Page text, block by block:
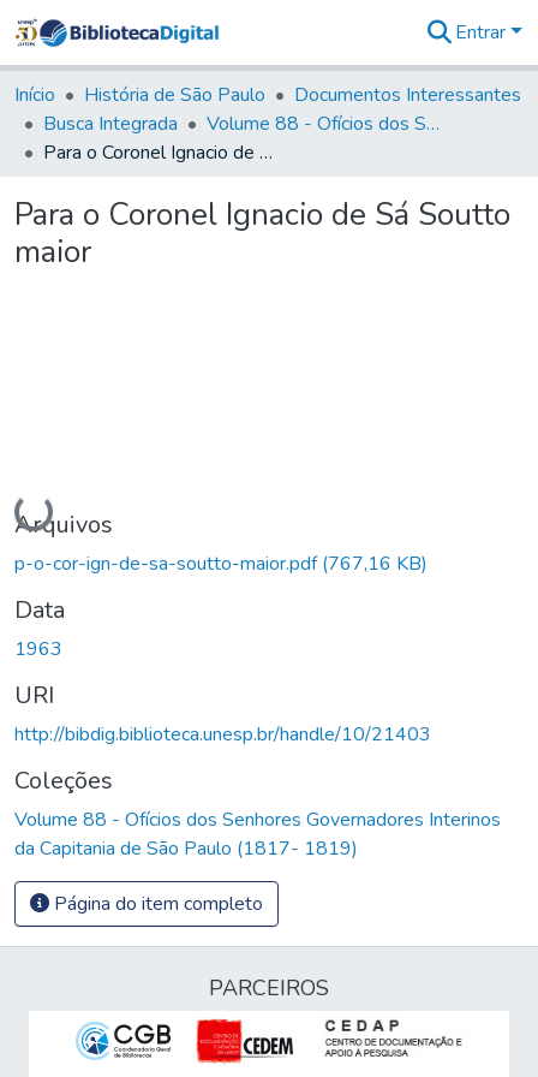
&
Coleções
Tudo na
Biblioteca
Estatísticas
Entrar
Início História de São Paulo
Documentos Interessantes
Busca Integrada
Volume 88 - Ofícios dos Senhores Governadores Interinos da Capitania de São Paulo (1817- 1819)
Para o Coronel Ignacio de Sá Soutto maior
Para o Coronel Ignacio de Sá Soutto
maior
Carregando...
Arquivos
p-o-cor-ign-de-sa-soutto-maior.pdf(767,16 KB)
Data
1963
URI
http://bibdig.biblioteca.unesp.br/handle/10/21403
Coleções
Volume 88 - Ofícios dos Senhores Governadores Interinos
da Capitania de São Paulo (1817- 1819)
Página do item completo
PARCEIROS